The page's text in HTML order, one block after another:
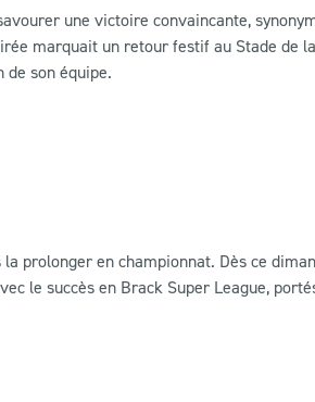
une victoire convaincante,
marquait un retour festif au Stade de
son équipe.
prolonger en championnat. Dès ce
le succès en Brack Super League,